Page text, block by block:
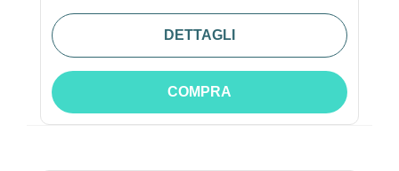
DETTAGLI
COMPRA